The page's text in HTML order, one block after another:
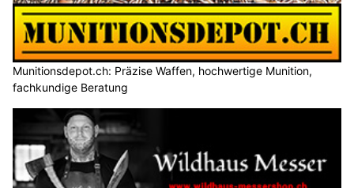
Munitionsdepot.ch: Präzise Waffen, hochwertige Munition,
fachkundige Beratung